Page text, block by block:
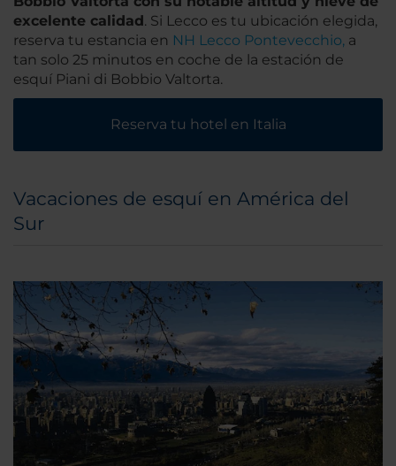
excelente calidad. Si Lecco es tu ubicación elegida,
reserva tu estancia en NH Lecco Pontevecchio, a
tan solo 25 minutos en coche de la estación de
esquí Piani di Bobbio Valtorta.
Reserva tu hotel en Italia
Vacaciones de esquí en América del
Sur